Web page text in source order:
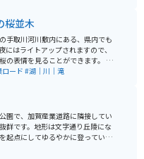
。上流にある６つの滝は遊歩道が
すべて歩いて見ることができま
分ほどの道のりなので、ぜひ一
足を運んでみてください。水の音
を歩けば、それだけで心が癒やさ
代に小倉有年が、滝を見た感動を
せばや 神代より 絶えぬ流れ
えています。 滝だけではな
樹林のほか、希少な植物も見るこ
桜並木
手取川河川敷内にある、県内でも
にはライトアップされますので、
表情を見ることができます。 桜
駐車場と、けっして綺麗とまでは
ード #湖｜川｜滝
園で、加賀産業道路に隣接してい
群です。地形は文字通り丘陵にな
起点にしてゆるやかに登っていく
には足漕ぎボートが楽しめる池